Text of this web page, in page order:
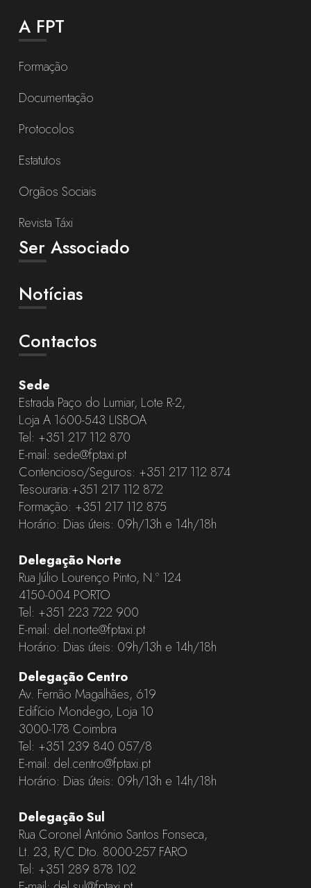
A FPT
Formação
Documentação
Protocolos
Estatutos
Orgãos Sociais
Revista Táxi
Ser Associado
Notícias
Contactos
Sede
Estrada Paço do Lumiar, Lote R-2,
Loja A 1600-543 LISBOA
Tel: +351 217 112 870
E-mail: sede@fptaxi.pt
Contencioso/Seguros: +351 217 112 874
Tesouraria:+351 217 112 872
Formação: +351 217 112 875
Horário: Dias úteis: 09h/13h e 14h/18h
Delegação Norte
Rua Júlio Lourenço Pinto, N.º 124
4150-004 PORTO
Tel: +351 223 722 900
E-mail: del.norte@fptaxi.pt
Horário: Dias úteis: 09h/13h e 14h/18h
Delegação Centro
Av. Fernão Magalhães, 619
Edifício Mondego, Loja 10
3000-178 Coimbra
Tel: +351 239 840 057/8
E-mail: del.centro@fptaxi.pt
Horário: Dias úteis: 09h/13h e 14h/18h
Delegação Sul
Rua Coronel António Santos Fonseca,
Lt. 23, R/C Dto. 8000-257 FARO
Tel: +351 289 878 102